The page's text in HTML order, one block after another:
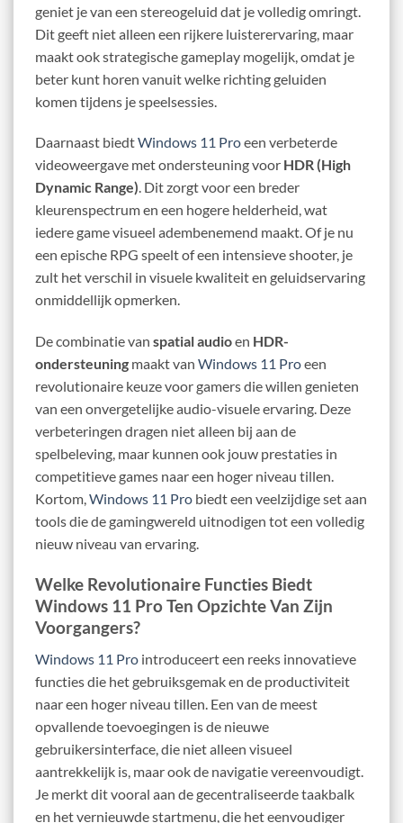
geniet je van een stereogeluid dat je volledig omringt.
Dit geeft niet alleen een rijkere luisterervaring, maar
maakt ook strategische gameplay mogelijk, omdat je
beter kunt horen vanuit welke richting geluiden
komen tijdens je speelsessies.
Daarnaast biedtWindows 11 Proeen verbeterde
videoweergave met ondersteuning voor HDR (High
Dynamic Range). Dit zorgt voor een breder
kleurenspectrum en een hogere helderheid, wat
iedere game visueel adembenemend maakt. Of je nu
een epische RPG speelt of een intensieve shooter, je
zult het verschil in visuele kwaliteit en geluidservaring
onmiddellijk opmerken.
De combinatie van spatial audioen HDR-
ondersteuning maakt van Windows 11 Proeen
revolutionaire keuze voor gamers die willen genieten
van een onvergetelijke audio-visuele ervaring. Deze
verbeteringen dragen niet alleen bij aan de
spelbeleving, maar kunnen ook jouw prestaties in
competitieve games naar een hoger niveau tillen.
Kortom,Windows 11 Pro biedt een veelzijdige set aan
tools die de gamingwereld uitnodigen tot een volledig
nieuw niveau van ervaring.
Welke Revolutionaire Functies Biedt
Windows 11 Pro Ten Opzichte Van Zijn
Voorgangers?
Windows 11 Pro introduceert een reeks innovatieve
functies die het gebruiksgemak en de productiviteit
naar een hoger niveau tillen. Een van de meest
opvallende toevoegingen is de nieuwe
gebruikersinterface, die niet alleen visueel
aantrekkelijk is, maar ook de navigatie vereenvoudigt.
Je merkt dit vooral aan de gecentraliseerde taakbalk
en het vernieuwde startmenu, die het eenvoudiger